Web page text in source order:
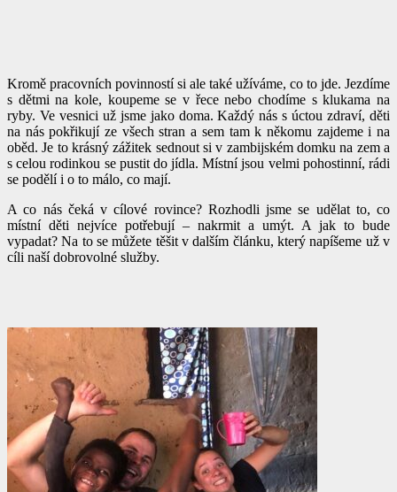
Kromě pracovních povinností si ale také užíváme, co to jde. Jezdíme
s dětmi na kole, koupeme se v řece nebo chodíme s klukama na
ryby. Ve vesnici už jsme jako doma. Každý nás s úctou zdraví, děti
na nás pokřikují ze všech stran a sem tam k někomu zajdeme i na
oběd. Je to krásný zážitek sednout si v zambijském domku na zem a
s celou rodinkou se pustit do jídla. Místní jsou velmi pohostinní, rádi
se podělí i o to málo, co mají.
A co nás čeká v cílové rovince? Rozhodli jsme se udělat to, co
místní děti nejvíce potřebují – nakrmit a umýt. A jak to bude
vypadat? Na to se můžete těšit v dalším článku, který napíšeme už v
cíli naší dobrovolné služby.